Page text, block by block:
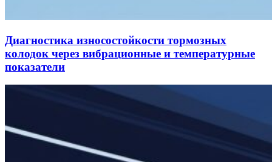
Диагностика износостойкости тормозных
колодок через вибрационные и температурные
показатели